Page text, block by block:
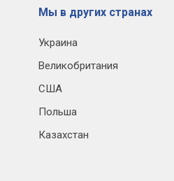
Мы в других странах
Украина
Великобритания
США
Польша
Казахстан